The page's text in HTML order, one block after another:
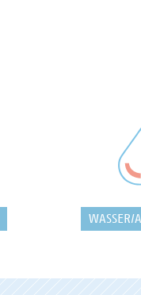
WASSER/